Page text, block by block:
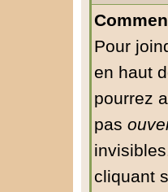
Pour
en haut
pourrez
pas
cliquant